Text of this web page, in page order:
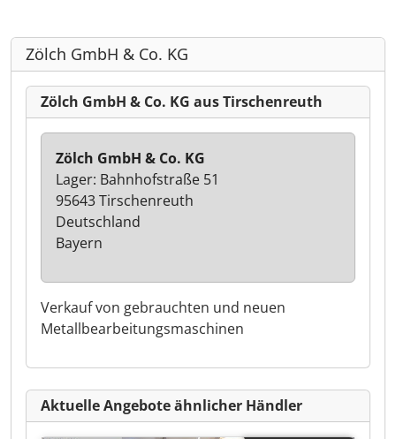
Zölch GmbH & Co. KG
Zölch GmbH & Co. KG aus Tirschenreuth
Verkauf von gebrauchten und neuen
Metallbearbeitungsmaschinen
Zölch GmbH & Co. KG
Lager: Bahnhofstraße 51
95643 Tirschenreuth
Deutschland
Bayern
Aktuelle Angebote ähnlicher Händler